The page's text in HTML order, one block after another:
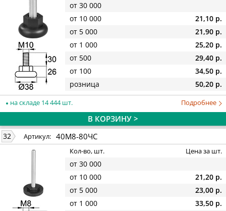
от 30 000
от 10 000
21,10 р.
от 5 000
21,90 р.
от 1 000
25,20 р.
от 500
29,40 р.
от 100
34,50 р.
розница
50,20 р.
на складе 14 444 шт. Подробнее
В КОРЗИНУ >
32 Артикул: 40М8-80ЧС
Кол-во, шт. Цена за шт.
от 30 000
от 10 000
21,20 р.
от 5 000
23,00 р.
от 1 000
33,50 р.